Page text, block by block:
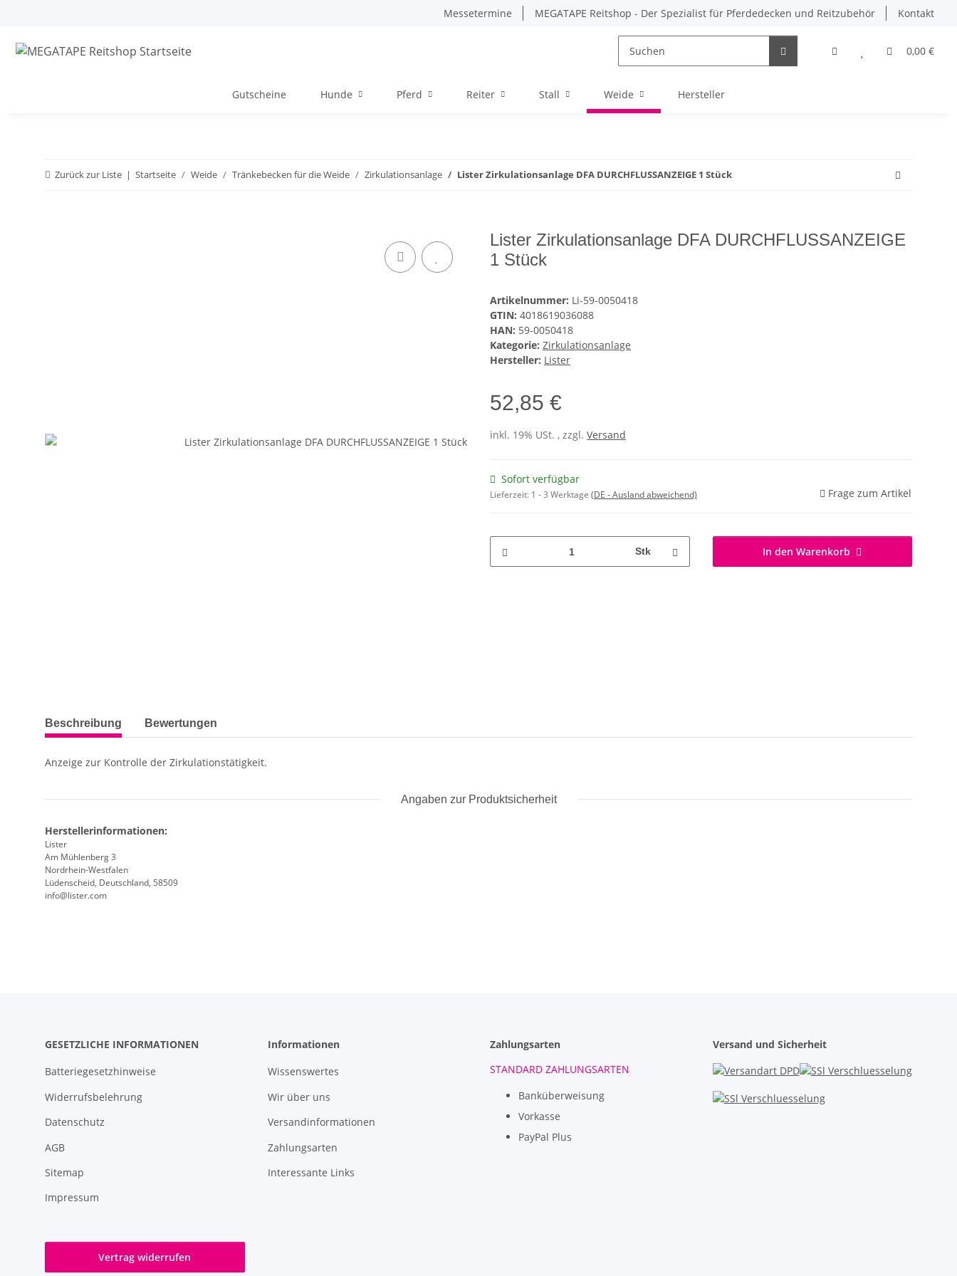
Messetermine MEGATAPE Reitshop - Der Spezialist für Pferdedecken und Reitzubehör Kontakt
0,00 €
Gutscheine Hunde Pferd Reiter Stall Weide Hersteller
Zurück zur Liste Startseite Weide Tränkebecken für die Weide Zirkulationsanlage Lister Zirkulationsanlage DFA DURCHFLUSSANZEIGE 1 Stück
Lister Zirkulationsanlage DFA DURCHFLUSSANZEIGE
1 Stück
Artikelnummer: Li-59-0050418
GTIN: 4018619036088
HAN: 59-0050418
Kategorie: Zirkulationsanlage
Hersteller: Lister
52,85 €
inkl. 19% USt. , zzgl. Versand
Sofort verfügbar
Lieferzeit: 1 - 3 Werktage (DE - Ausland abweichend) Frage zum Artikel
Stk In den Warenkorb
weitere Registerkarten anzeigen
Beschreibung Bewertungen
Anzeige zur Kontrolle der Zirkulationstätigkeit.
Angaben zur Produktsicherheit
Herstellerinformationen:
Lister
Am Mühlenberg 3
Nordrhein-Westfalen
Lüdenscheid, Deutschland, 58509
info@lister.com
GESETZLICHE INFORMATIONEN
Batteriegesetzhinweise
Widerrufsbelehrung
Datenschutz
AGB
Sitemap
Impressum
Informationen
Wissenswertes
Wir über uns
Versandinformationen
Zahlungsarten
Interessante Links
Zahlungsarten
STANDARD ZAHLUNGSARTEN
Banküberweisung
Vorkasse
PayPal Plus
Versand und Sicherheit
Vertrag widerrufen